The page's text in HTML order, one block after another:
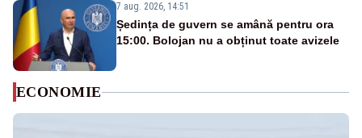
7 aug. 2026, 14:51
Ședința de guvern se amână pentru ora
15:00. Bolojan nu a obținut toate avizele
ECONOMIE